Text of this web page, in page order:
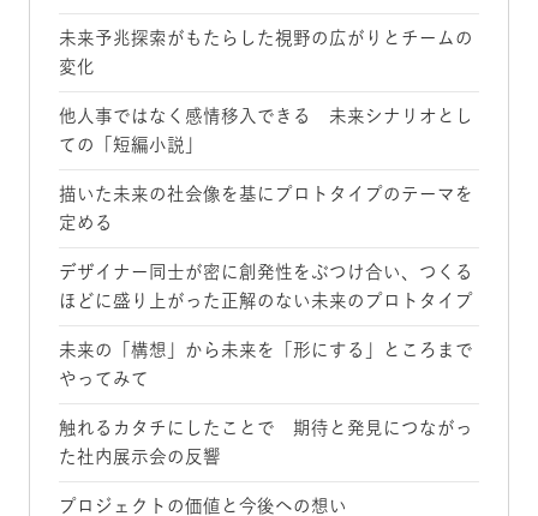
未来予兆探索がもたらした視野の広がりとチームの
変化
他人事ではなく感情移入できる 未来シナリオとし
ての「短編小説」
描いた未来の社会像を基にプロトタイプのテーマを
定める
デザイナー同士が密に創発性をぶつけ合い、つくる
ほどに盛り上がった正解のない未来のプロトタイプ
未来の「構想」から未来を「形にする」ところまで
やってみて
触れるカタチにしたことで 期待と発見につながっ
た社内展示会の反響
プロジェクトの価値と今後への想い